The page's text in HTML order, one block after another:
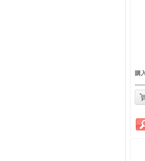
購